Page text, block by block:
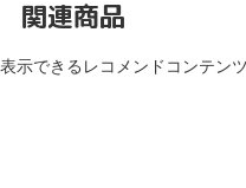
関連商品
表示できるレコメンドコンテン